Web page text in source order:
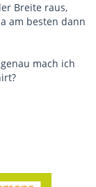
Breite raus,
am besten dann
mach ich